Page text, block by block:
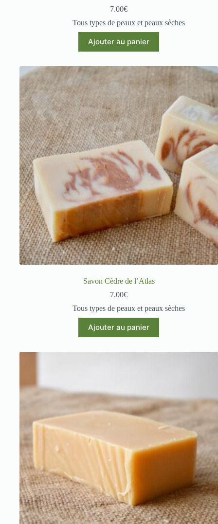
7.00€
Tous types de peaux et peaux sèches
Ajouter au panier
Savon Cèdre de l’Atlas
7.00€
Tous types de peaux et peaux sèches
Ajouter au panier